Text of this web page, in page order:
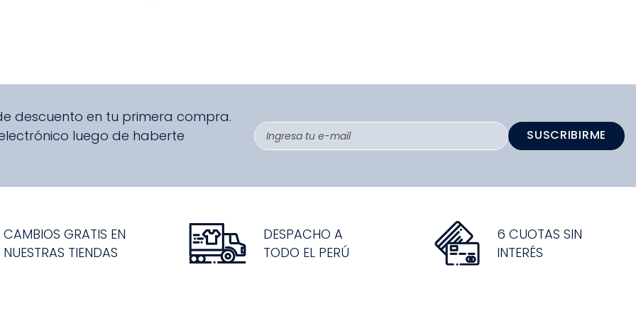
descuento en tu primera compra.
luego de haberte
SUSCRIBIRME
CAMBIOS GRATIS EN
NUESTRAS TIENDAS
DESPACHO A
TODO EL PERÚ
6 CUOTAS SIN
INTERÉS